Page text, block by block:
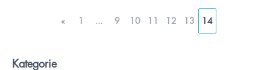
« 1 9 10 11 12 13 14
Kategorie